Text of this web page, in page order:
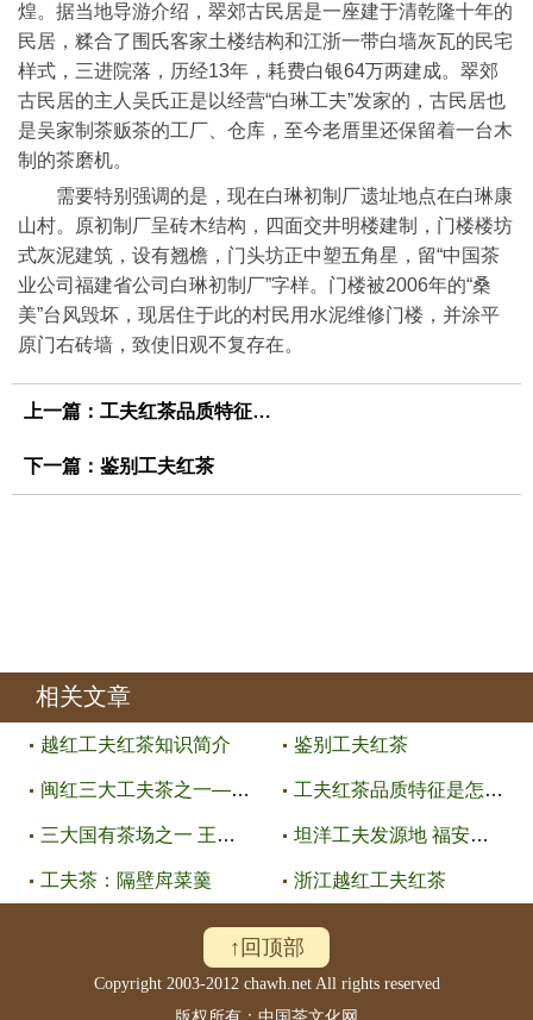
煌。据当地导游介绍，翠郊古民居是一座建于清乾隆十年的
民居，糅合了围氏客家土楼结构和江浙一带白墙灰瓦的民宅
样式，三进院落，历经13年，耗费白银64万两建成。翠郊
古民居的主人吴氏正是以经营“白琳工夫”发家的，古民居也
是吴家制茶贩茶的工厂、仓库，至今老厝里还保留着一台木
制的茶磨机。
需要特别强调的是，现在白琳初制厂遗址地点在白琳康
山村。原初制厂呈砖木结构，四面交井明楼建制，门楼楼坊
式灰泥建筑，设有翘檐，门头坊正中塑五角星，留“中国茶
业公司福建省公司白琳初制厂”字样。门楼被2006年的“桑
美”台风毁坏，现居住于此的村民用水泥维修门楼，并涂平
原门右砖墙，致使旧观不复存在。
上一篇： 工夫红茶品质特征是怎样的
下一篇： 鉴别工夫红茶
相关文章
越红工夫红茶知识简介 鉴别工夫红茶
闽红三大工夫茶之一——白琳工夫 工夫红茶品质特征是怎样的
三大国有茶场之一 王家茶场 坦洋工夫发源地 福安坦洋村
工夫茶：隔壁戽菜羹 浙江越红工夫红茶
↑回顶部
Copyright 2003-2012 chawh.net All rights reserved